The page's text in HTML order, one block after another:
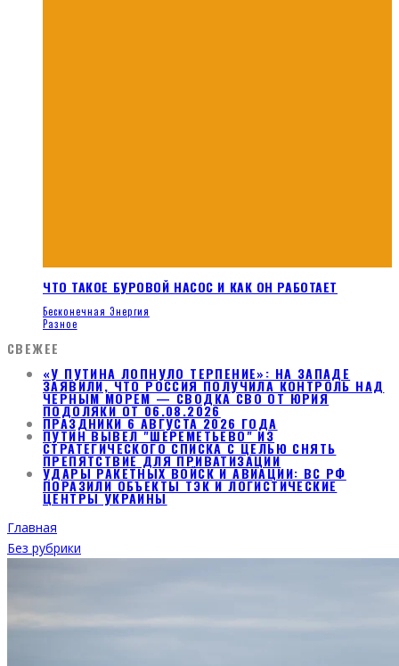
ЧТО ТАКОЕ БУРОВОЙ НАСОС И КАК ОН РАБОТАЕТ
Бесконечная Энергия
Разное
СВЕЖЕЕ
«У ПУТИНА ЛОПНУЛО ТЕРПЕНИЕ»: НА ЗАПАДЕ
ЗАЯВИЛИ, ЧТО РОССИЯ ПОЛУЧИЛА КОНТРОЛЬ НАД
ЧЕРНЫМ МОРЕМ — СВОДКА СВО ОТ ЮРИЯ
ПОДОЛЯКИ ОТ 06.08.2026
ПРАЗДНИКИ 6 АВГУСТА 2026 ГОДА
ПУТИН ВЫВЕЛ "ШЕРЕМЕТЬЕВО" ИЗ
СТРАТЕГИЧЕСКОГО СПИСКА С ЦЕЛЬЮ СНЯТЬ
ПРЕПЯТСТВИЕ ДЛЯ ПРИВАТИЗАЦИИ
УДАРЫ РАКЕТНЫХ ВОЙСК И АВИАЦИИ: ВС РФ
ПОРАЗИЛИ ОБЪЕКТЫ ТЭК И ЛОГИСТИЧЕСКИЕ
ЦЕНТРЫ УКРАИНЫ
Главная
Без рубрики